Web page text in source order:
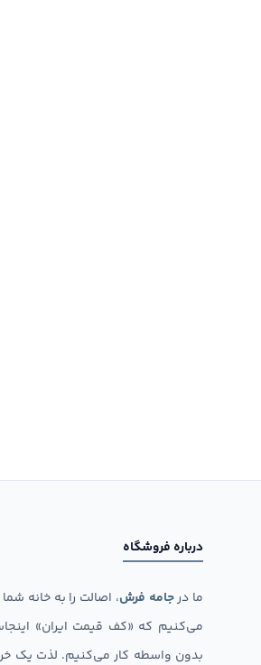
درباره فروشگاه
ما درجامه فرش، اصالت را به خانه
می‌کنیم که «کف قیمت ایران»
بدون واسطه کار می‌کنیم. لذت یک